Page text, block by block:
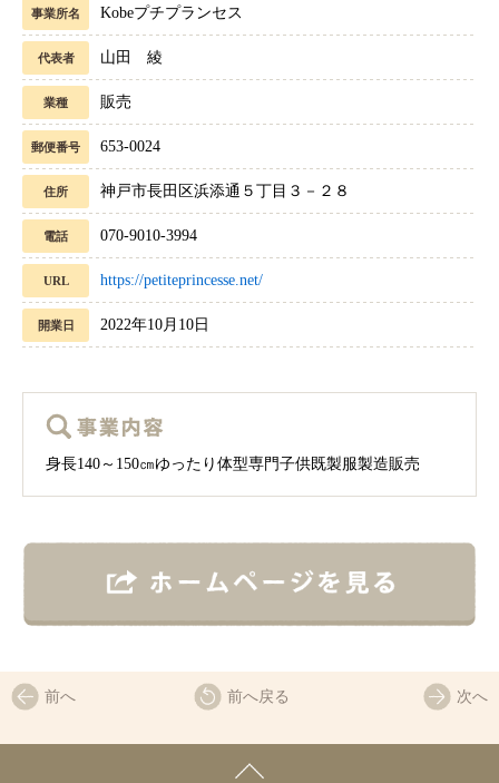
事業所名 Kobeプチプランセス
代表者 山田 綾
業種 販売
郵便番号 653-0024
住所 神戸市長田区浜添通５丁目３－２８
電話 070-9010-3994
URL https://petiteprincesse.net/
開業日 2022年10月10日
身長140～150㎝ゆったり体型専門子供既製服製造販売
前へ 次へ
前へ戻る